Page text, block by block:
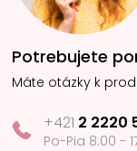
Potrebujete
Máte otázky k
+421 2 2220
Po-Pia 8:00 -